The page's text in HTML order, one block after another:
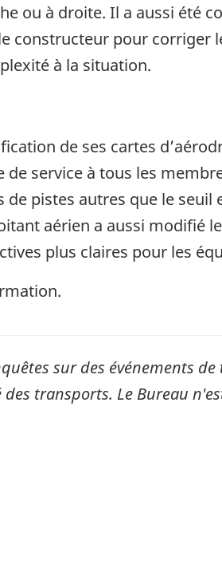
ou à droite. Il a aussi été
constructeur pour corriger
à la situation.
de ses cartes
service à tous les
pistes autres que le seuil
aérien a aussi modifié
plus claires pour les
sur des événements
transports. Le Bureau